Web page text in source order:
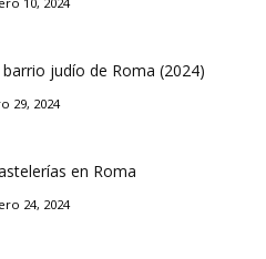
judío de Roma (2024)
29, 2024
en Roma
24, 2024